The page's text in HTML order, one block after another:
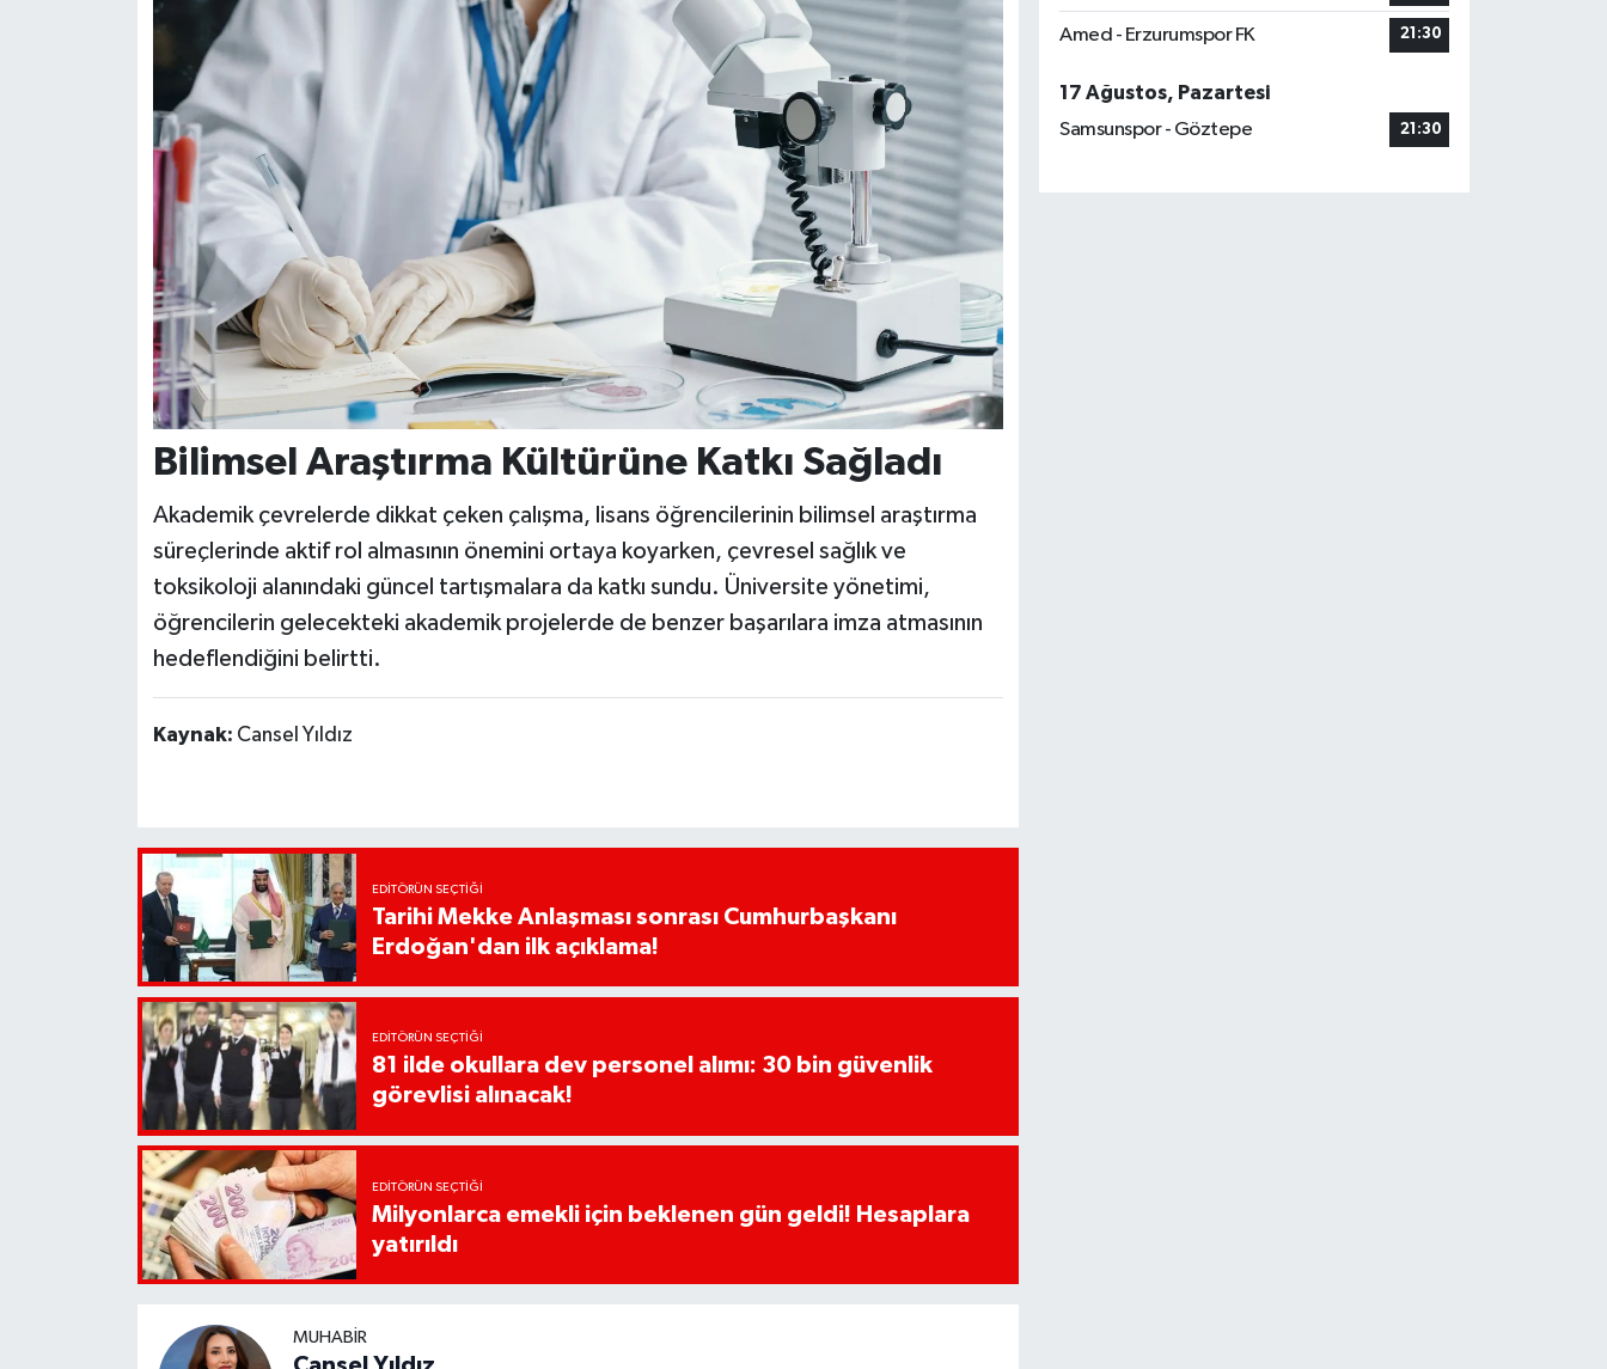
Bilimsel Araştırma Kültürüne Katkı Sağladı
Akademik çevrelerde dikkat çeken çalışma, lisans öğrencilerinin bilimsel araştırma
süreçlerinde aktif rol almasının önemini ortaya koyarken, çevresel sağlık ve
toksikoloji alanındaki güncel tartışmalara da katkı sundu. Üniversite yönetimi,
öğrencilerin gelecekteki akademik projelerde de benzer başarılara imza atmasının
hedeflendiğini belirtti.
Kaynak: Cansel Yıldız
EDITÖRÜN SEÇTIĞI
Tarihi Mekke Anlaşması sonrası Cumhurbaşkanı
Erdoğan'dan ilk açıklama!
EDITÖRÜN SEÇTIĞI
81 ilde okullara dev personel alımı: 30 bin güvenlik
görevlisi alınacak!
EDITÖRÜN SEÇTIĞI
Milyonlarca emekli için beklenen gün geldi! Hesaplara
yatırıldı
MUHABIR
Amed - Erzurumspor FK 21:30
17 Ağustos, Pazartesi
Samsunspor - Göztepe
21:30